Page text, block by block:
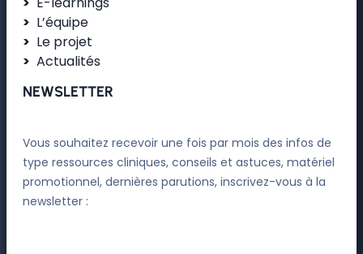
L’équipe
Le projet
Actualités
NEWSLETTER
Vous souhaitez recevoir une fois par mois des infos de
type ressources cliniques, conseils et astuces, matériel
promotionnel, dernières parutions, inscrivez-vous à la
newsletter :